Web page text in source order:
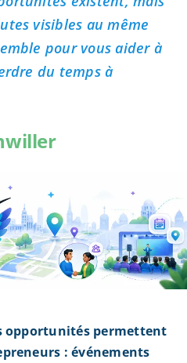
visibles au même
pour vous aider à
du temps à
opportunités permettent
: événements